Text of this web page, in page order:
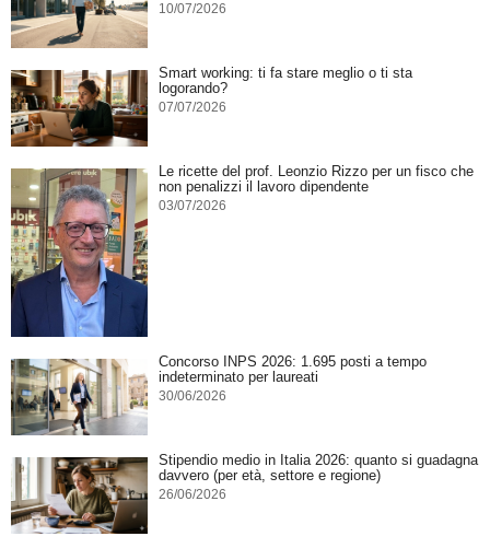
10/07/2026
Smart working: ti fa stare meglio o ti sta
logorando?
07/07/2026
Le ricette del prof. Leonzio Rizzo per un fisco che
non penalizzi il lavoro dipendente
03/07/2026
Concorso INPS 2026: 1.695 posti a tempo
indeterminato per laureati
30/06/2026
Stipendio medio in Italia 2026: quanto si guadagna
davvero (per età, settore e regione)
26/06/2026